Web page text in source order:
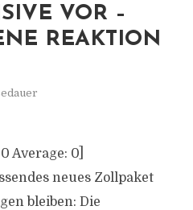
VOR –
REAKTION
0 Average: 0]
neues Zollpaket
bleiben: Die